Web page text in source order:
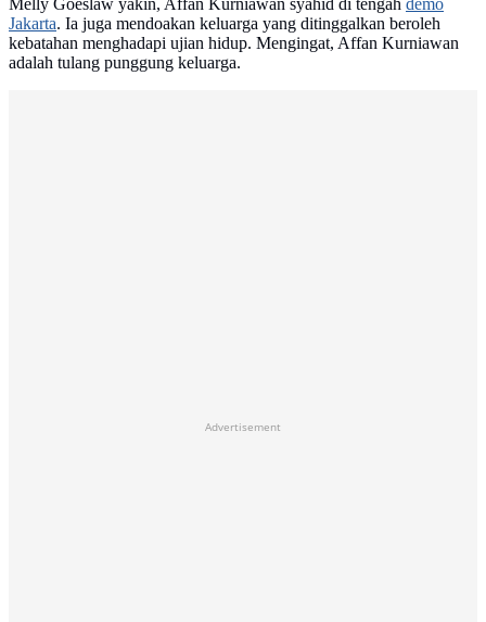
Melly Goeslaw yakin, Affan Kurniawan syahid di tengah demo
Jakarta. Ia juga mendoakan keluarga yang ditinggalkan beroleh
kebatahan menghadapi ujian hidup. Mengingat, Affan Kurniawan
adalah tulang punggung keluarga.
Advertisement